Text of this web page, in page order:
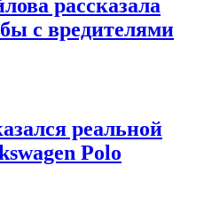
рассказала
с вредителями
реальной
Polo